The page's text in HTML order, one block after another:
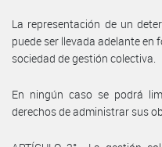
La representación de un
puede ser llevada adelante en
sociedad de gestión colectiva.
En ningún caso se podrá
derechos de administrar sus